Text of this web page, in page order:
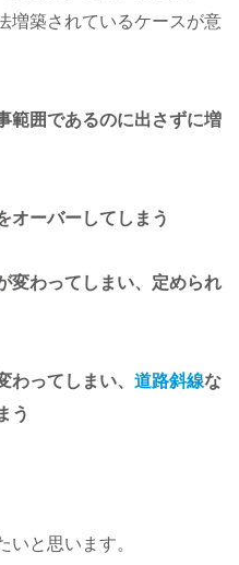
増築されているケースが意
範囲であるのに出さずに増
オーバーしてしまう
変わってしまい、定められ
わってしまい、 道路斜線な
う
いと思います。